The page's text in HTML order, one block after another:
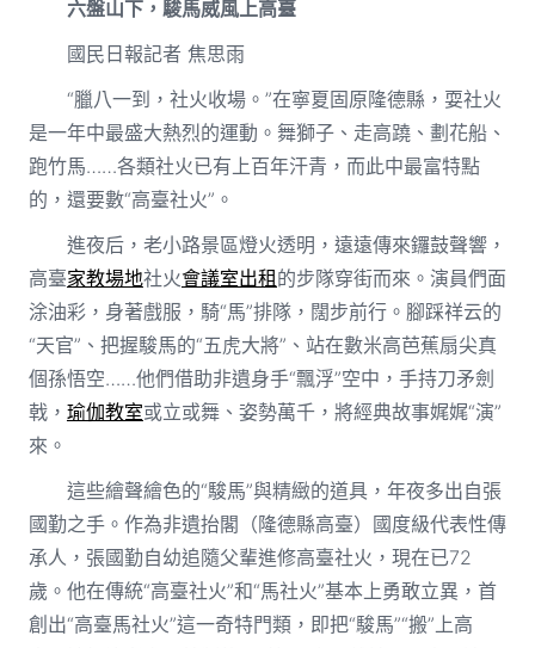
六盤山下，駿馬威風上高臺
國民日報記者 焦思雨
“臘八一到，社火收場。”在寧夏固原隆德縣，耍社火
是一年中最盛大熱烈的運動。舞獅子、走高蹺、劃花船、
跑竹馬……各類社火已有上百年汗青，而此中最富特點
的，還要數“高臺社火”。
進夜后，老小路景區燈火透明，遠遠傳來鑼鼓聲響，
高臺家教場地社火會議室出租的步隊穿街而來。演員們面
涂油彩，身著戲服，騎“馬”排隊，闊步前行。腳踩祥云的
“天官”、把握駿馬的“五虎大將”、站在數米高芭蕉扇尖真
個孫悟空……他們借助非遺身手“飄浮”空中，手持刀矛劍
戟， 瑜伽教室或立或舞、姿勢萬千，將經典故事娓娓“演”
來。
這些繪聲繪色的“駿馬”與精緻的道具，年夜多出自張
國勤之手。作為非遺抬閣（隆德縣高臺）國度級代表性傳
承人，張國勤自幼追隨父輩進修高臺社火，現在已72
歲。他在傳統“高臺社火”和“馬社火”基本上勇敢立異，首
創出“高臺馬社火”這一奇特門類，即把“駿馬”“搬”上高